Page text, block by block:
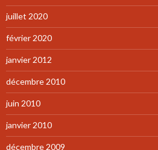
juillet 2020
février 2020
janvier 2012
décembre 2010
juin 2010
janvier 2010
décembre 2009